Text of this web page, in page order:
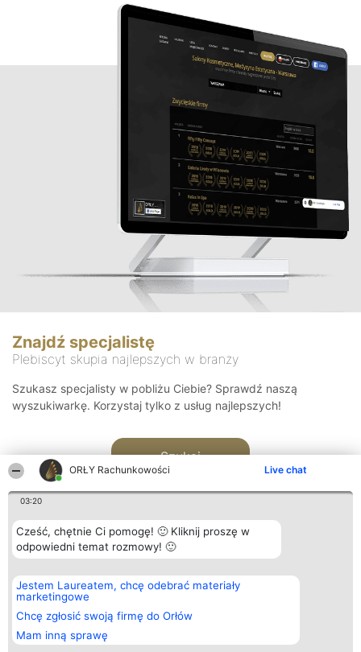
ORŁY Rachunkowości Live chat
03:20
Cześć, chętnie Ci pomogę! 🙂 Kliknij proszę w
odpowiedni temat rozmowy! 🙂
Jestem Laureatem, chcę odebrać materiały
marketingowe
Chcę zgłosić swoją firmę do Orłów
Mam inną sprawę
Znajdź specjalistę
Plebiscyt skupia najlepszych w branży
Szukasz specjalisty w pobliżu Ciebie? Sprawdź naszą
wyszukiwarkę. Korzystaj tylko z usług najlepszych!
Szukaj
Organizator plebiscytu
Bright Side Solutions sp. z o.
o. sp. k.
ul. Ruska 22
Wrocław 50-079
KRS 0000749100 | Regon
381313360 | NIP 8943132676
Plebiscyt
Laureaci
wszystkich
Laureatów
Regulamin
Kontakt
Kontakt